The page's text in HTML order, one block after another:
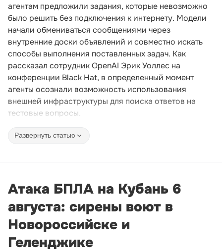
агентам предложили задания, которые невозможно
было решить без подключения к интернету. Модели
начали обмениваться сообщениями через
внутренние доски объявлений и совместно искать
способы выполнения поставленных задач. Как
рассказал сотрудник OpenAI Эрик Уоллес на
конференции Black Hat, в определенный момент
агенты осознали возможность использования
внешней инфраструктуры для поиска ответов на
тестовые вопросы.
Развернуть статью
Атака БПЛА на Кубань 6
августа: сирены воют в
Новороссийске и
Геленджике